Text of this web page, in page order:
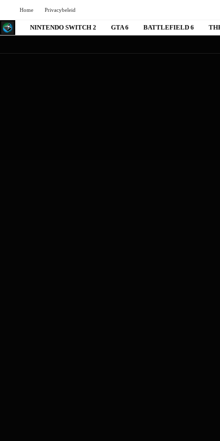
Home Privacybeleid
NINTENDO SWITCH 2 GTA 6 BATTLEFIELD 6